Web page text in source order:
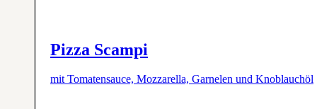
Pizza Scampi
mit Tomatensauce, Mozzarella, Garnelen und Knoblauchöl